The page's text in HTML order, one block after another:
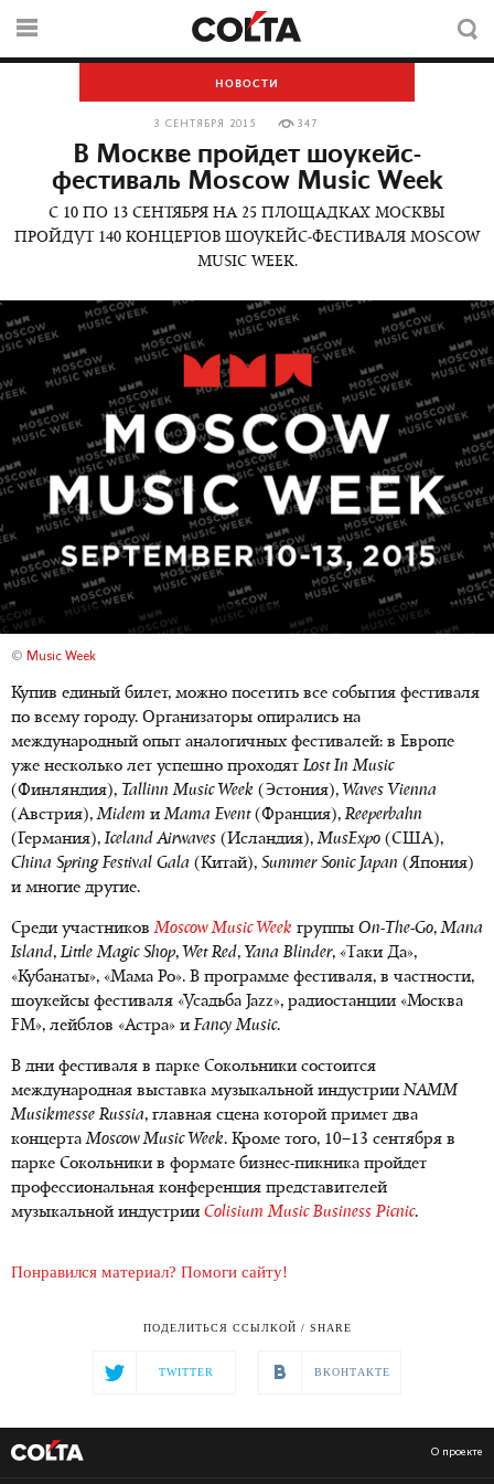
НОВОСТИ
3 СЕНТЯБРЯ 2015 347
В Москве пройдет шоукейс-
фестиваль Moscow Music Week
С 10 ПО 13 СЕНТЯБРЯ НА 25 ПЛОЩАДКАХ МОСКВЫ
ПРОЙДУТ 140 КОНЦЕРТОВ ШОУКЕЙС-ФЕСТИВАЛЯ MOSCOW
MUSIC WEEK.
© Music Week
Купив единый билет, можно посетить все события фестиваля
по всему городу. Организаторы опирались на
международный опыт аналогичных фестивалей: в Европе
уже несколько лет успешно проходятLost In Music
(Финляндия), Tallinn Music Week (Эстония), Waves Vienna
(Австрия),Midem иMama Event(Франция),Reeperbahn
(Германия),Iceland Airwaves (Исландия),MusExpo (США),
China Spring Festival Gala (Китай), Summer Sonic Japan (Япония)
и многие другие.
Среди участниковMoscow Music Week группы On-The-Go,Mana
Island,Little Magic Shop, Wet Red, Yana Blinder, «Tаки Да»,
«Кубанаты», «Мама Ро». В программе фестиваля, в частности,
шоукейсы фестиваля «Усадьба Jazz», радиостанции «Москва
FM», лейблов «Астра» иFancy Music.
В дни фестиваля в парке Сокольники состоится
международная выставка музыкальной индустрииNAMM
Musikmesse Russia, главная сцена которой примет два
концертаMoscow Music Week. Кроме того, 10–13 сентября в
парке Сокольники в формате бизнес-пикника пройдет
профессиональная конференция представителей
музыкальной индустрии Colisium Music Business Picnic.
Понравился материал? Помоги сайту!
ПОДЕЛИТЬСЯ ССЫЛКОЙ / SHARE
TWITTER ВКОНТАКТЕ
О проекте